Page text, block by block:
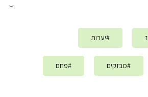
#יערות
#מבזקים #פחם